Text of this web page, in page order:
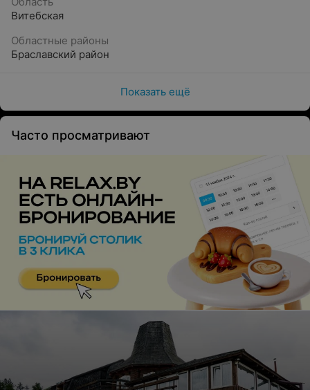
Витебская
Областные районы
Браславский район
Показать ещё
Часто просматривают